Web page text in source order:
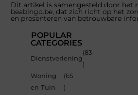
Dit artikel is samengesteld door het
beabingo.be, dat zich richt op het
en presenteren van betrouwbare
POPULAR
CATEGORIES
Dienstverlening
(83
)
Woning
en Tuin
(65
)